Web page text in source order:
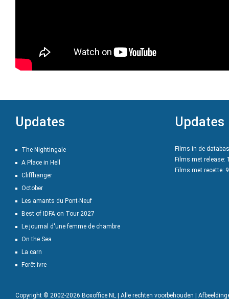
Updates
The Nightingale
A Place in Hell
Cliffhanger
October
Les amants du Pont-Neuf
Best of IDFA on Tour 2027
Le journal d'une femme de chambre
On the Sea
La carn
Forêt ivre
Updates
Films in de
Films met release:
Films met recette:
Copyright © 2002-2026 Boxoffice NL | Alle rechten voorbehouden |